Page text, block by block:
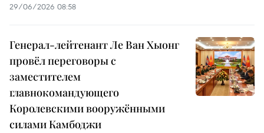
29/06/2026 08:58
Генерал-лейтенант Ле Ван Хыонг
провёл переговоры с
заместителем
главнокомандующего
Королевскими вооружёнными
силами Камбоджи